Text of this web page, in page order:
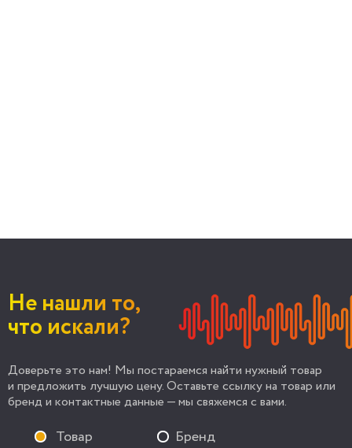
Не нашли то,
что искали?
Доверьте это нам! Мы постараемся найти нужный товар
и предложить лучшую цену. Оставьте ссылку на товар или
бренд и контактные данные — мы свяжемся с вами.
Товар Бренд